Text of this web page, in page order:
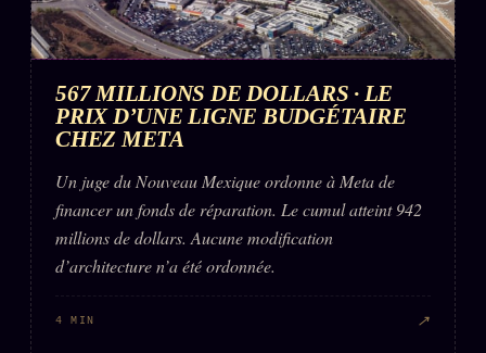
567 MILLIONS DE DOLLARS · LE
PRIX D’UNE LIGNE BUDGÉTAIRE
CHEZ META
Un juge du Nouveau Mexique ordonne à Meta de
financer un fonds de réparation. Le cumul atteint 942
millions de dollars. Aucune modification
d’architecture n’a été ordonnée.
4 MIN ↗